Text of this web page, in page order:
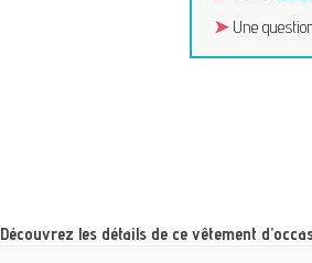
➤Une
Découvrez les détails de ce vêtement